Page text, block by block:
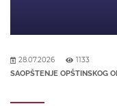
28.07.2026 1133
SAOPŠTENJE OPŠTINSKOG